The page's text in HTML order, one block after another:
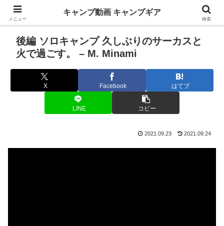
後編 ソロキャンプ 久しぶりのサーカスと
火で過ごす。 – M. Minami
X Facebook はてブ
LINE コピー
2021.09.23 2021.09.24
メニュー
キャンプ動画 キャンプギア
検索